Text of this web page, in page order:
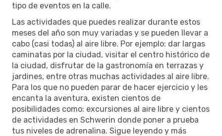
tipo de eventos en la calle.
Las actividades que puedes realizar durante estos
meses del año son muy variadas y se pueden llevar a
cabo (casi todas) al aire libre. Por ejemplo: dar largas
caminatas por la ciudad, visitar el centro histórico de
la ciudad, disfrutar de la gastronomía en terrazas y
jardines, entre otras muchas actividades al aire libre.
Para los que no pueden parar de hacer ejercicio y les
encanta la aventura, existen cientos de
posibilidades como: excursiones al aire libre y cientos
de actividades en Schwerin donde poner a prueba
tus niveles de adrenalina. Sigue leyendo y más